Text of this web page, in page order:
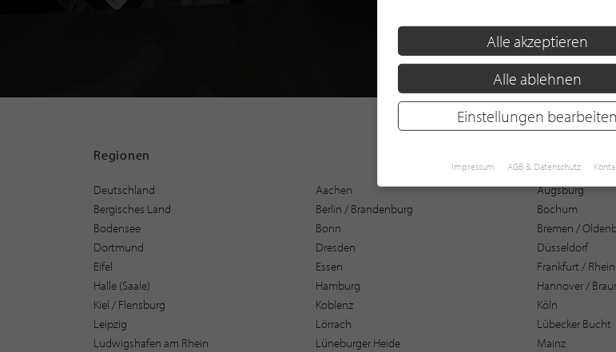
Regionen
Deutschland Aachen
Augsburg
Bergisches Land
Berlin / Brandenburg
Bochum
Bodensee
Bonn
Bremen /
Dortmund
Dresden
Düsseldorf
Eifel
Essen
Frankfurt /
Halle (Saale)
Hamburg
Hannover /
Kiel / Flensburg
Koblenz
Köln
Leipzig
Lörrach
Lübecker Bucht
Ludwigshafen am Rhein
Lüneburger Heide
Mainz
Alle akzeptieren
Alle ablehnen
Einstellungen bearbeiten
Impressum AGB & Datenschutz